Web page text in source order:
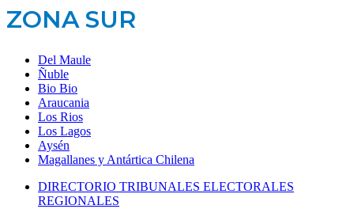
ZONA SUR
Del Maule
Ñuble
Bio Bio
Araucania
Los Rios
Los Lagos
Aysén
Magallanes y Antártica Chilena
DIRECTORIO TRIBUNALES ELECTORALES
REGIONALES